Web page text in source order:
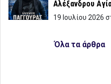
Αλέξανδρου
19 Ιουλίου 2026
Όλα τα άρθρα